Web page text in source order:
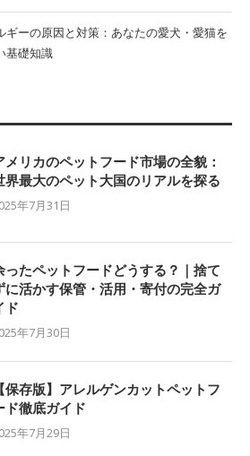
ギーの原因と対策：あなたの愛犬・愛猫を
基礎知識
メリカのペットフード市場の全貌：
界最大のペット大国のリアルを探る
年7月31日
ったペットフードどうする？｜捨て
に活かす保管・活用・寄付の完全ガ
ド
年7月30日
【保存版】アレルゲンカットペットフ
ド徹底ガイド
年7月29日